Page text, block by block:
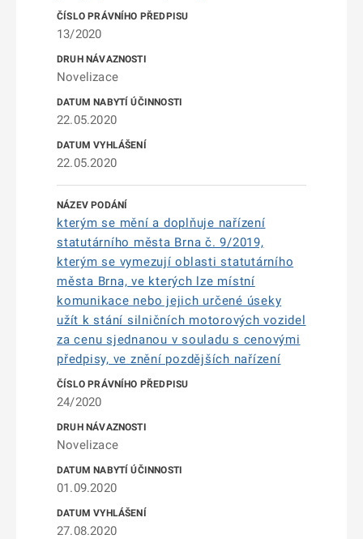
13/2020
Novelizace
22.05.2020
22.05.2020
kterým se mění a doplňuje nařízení
statutárního města Brna č. 9/2019,
kterým se vymezují oblasti statutárního
města Brna, ve kterých lze místní
komunikace nebo jejich určené úseky
užít k stání silničních motorových vozidel
za cenu sjednanou v souladu s cenovými
předpisy, ve znění pozdějších nařízení
24/2020
Novelizace
01.09.2020
27.08.2020